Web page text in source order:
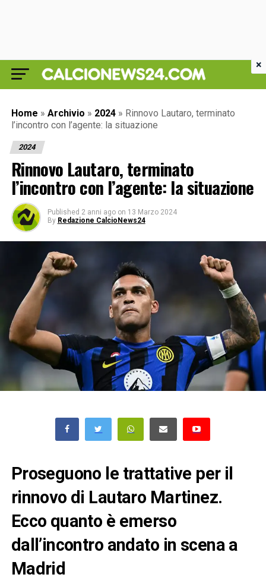
Home » Archivio » 2024 » Rinnovo Lautaro, terminato
l’incontro con l’agente: la situazione
2024
Rinnovo Lautaro, terminato
l’incontro con l’agente: la situazione
Published 2 anni ago on 13 Marzo 2024
By Redazione CalcioNews24
Proseguono le trattative per il
rinnovo di Lautaro Martinez.
Ecco quanto è emerso
dall’incontro andato in scena a
Madrid
×